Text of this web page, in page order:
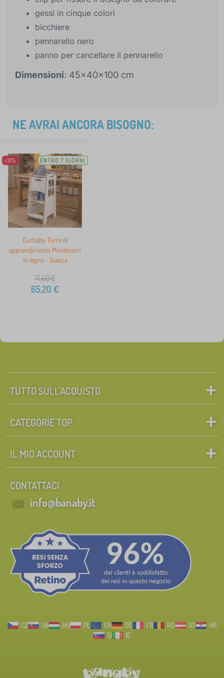
gessi in cinque colori
bicchiere
pennarello nero
panno per cancellare il pennarello
Dimensioni: 45x40x100 cm
NE AVRAI ANCORA BISOGNO:
-9% ENTRO 7 GIORNI
Ourbaby Torre di
apprendimento Montessori
in legno - bianca
71,60€
65,20 €
TUTTO SULL’ACQUISTO
CATEGORIE TOP
IL MIO ACCOUNT
CONTATTACI
info@banaby.it
CZ SK HU PL EN DE FR RO AT
HR
SI
IE